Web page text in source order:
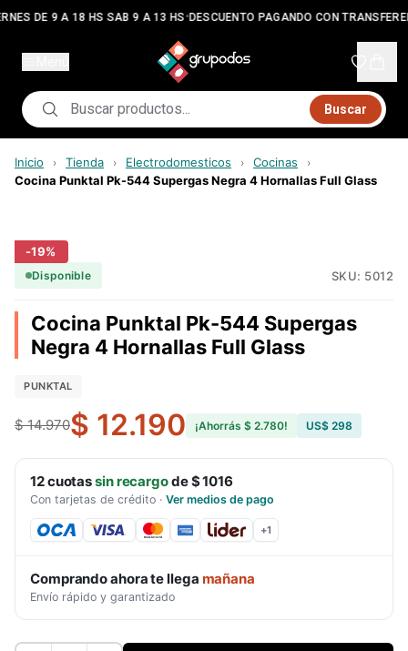
DE 9 A 18 HS SAB 9 A 13 HS•DESCUENTO PAGANDO CON
Buscar
Inicio › Tienda › Electrodomesticos › Cocinas ›
Cocina Punktal Pk-544 Supergas Negra 4 Hornallas Full Glass
-19%
Disponible SKU: 5012
Cocina Punktal Pk-544 Supergas
Negra 4 Hornallas Full Glass
PUNKTAL
$ 14.970$ 12.190 ¡Ahorrás $ 2.780! US$ 298
12cuotassin recargode$ 1016
Con tarjetas de crédito · Ver medios de pago
+1
Comprando ahora te llega mañana
Envío rápido y garantizado